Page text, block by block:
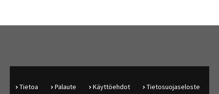
Tietoa Palaute Käyttöehdot Tietosuojaseloste